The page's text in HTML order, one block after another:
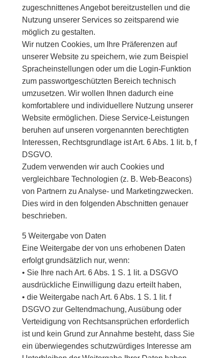
zugeschnittenes Angebot bereitzustellen und die
Nutzung unserer Services so zeitsparend wie
möglich zu gestalten.
Wir nutzen Cookies, um Ihre Präferenzen auf
unserer Website zu speichern, wie zum Beispiel
Spracheinstellungen oder um die Login-Funktion
zum passwortgeschützten Bereich technisch
umzusetzen. Wir wollen Ihnen dadurch eine
komfortablere und individuellere Nutzung unserer
Website ermöglichen. Diese Service-Leistungen
beruhen auf unseren vorgenannten berechtigten
Interessen, Rechtsgrundlage ist Art. 6 Abs. 1 lit. b, f
DSGVO.
Zudem verwenden wir auch Cookies und
vergleichbare Technologien (z. B. Web-Beacons)
von Partnern zu Analyse- und Marketingzwecken.
Dies wird in den folgenden Abschnitten genauer
beschrieben.
5 Weitergabe von Daten
Eine Weitergabe der von uns erhobenen Daten
erfolgt grundsätzlich nur, wenn:
• Sie Ihre nach Art. 6 Abs. 1 S. 1 lit. a DSGVO
ausdrückliche Einwilligung dazu erteilt haben,
• die Weitergabe nach Art. 6 Abs. 1 S. 1 lit. f
DSGVO zur Geltendmachung, Ausübung oder
Verteidigung von Rechtsansprüchen erforderlich
ist und kein Grund zur Annahme besteht, dass Sie
ein überwiegendes schutzwürdiges Interesse am